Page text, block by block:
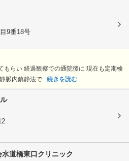
9番18号
もらい 経過観察での通院後に 現在も定期検
脈内鎮静法で...続きを読む
水道橋東口クリニック